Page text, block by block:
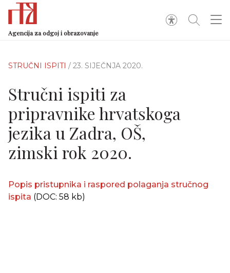
Agencija za odgoj i obrazovanje
STRUČNI ISPITI / 23. SIJEČNJA 2020.
Stručni ispiti za
pripravnike hrvatskoga
jezika u Zadra, OŠ,
zimski rok 2020.
Popis pristupnika i raspored polaganja stručnog
ispita (DOC: 58 kb)